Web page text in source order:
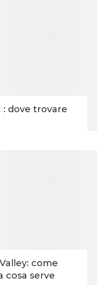
: dove trovare
come
cosa serve